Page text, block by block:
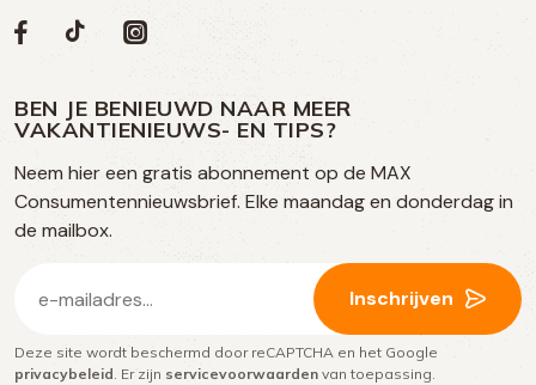
Volg
op
social
media
Social
Volg
op
Facebook
Volg
op
TikTok
Volg
op
Instagram
BEN JE BENIEUWD NAAR MEER
VAKANTIENIEUWS- EN TIPS?
Neem hier een gratis abonnement op de MAX
Consumentennieuwsbrief. Elke maandag en donderdag in
de mailbox.
mailadres
(Vereist)
Inschrijven
Deze site wordt beschermd door reCAPTCHA en het Google
privacybeleid . Er zijn servicevoorwaarden van toepassing.